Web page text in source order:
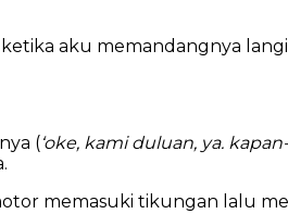
aku memandangnya
(‘oke, kami duluan, ya.
memasuki tikungan lalu